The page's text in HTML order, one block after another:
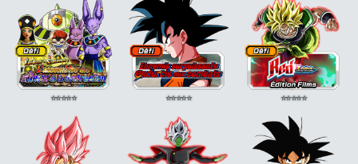
⭐⭐⭐⭐⭐ ⭐⭐⭐⭐⭐ ⭐⭐⭐⭐⭐